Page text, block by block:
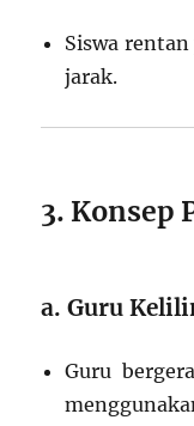
Siswa
jarak.
3. Konsep
a. Guru
Guru